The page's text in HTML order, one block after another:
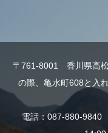
〒761-8001 香川県高
の際、亀水町608と入
電話：087-880-